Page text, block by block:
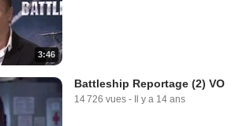
3:46
Battleship Reportage (2) VO
14 726 vues - Il y a 14 ans